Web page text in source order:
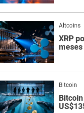
Altcoins
XRP
meses
Bitcoin